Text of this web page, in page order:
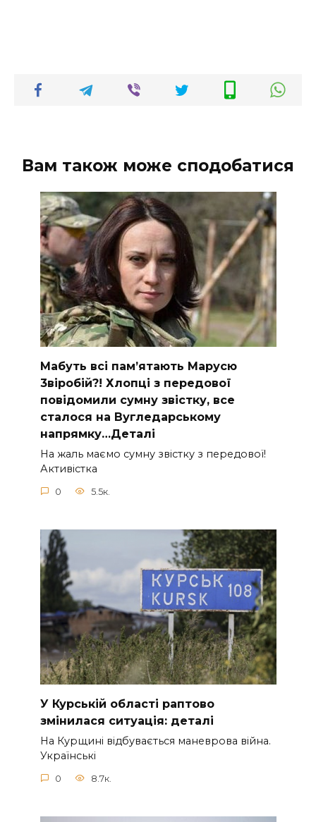
Вам також може сподобатися
Мабуть всі пам’ятають Марусю
3віробій?! Хлопці з передової
повідомили сумну звістку, все
сталося на Вугледарському
напрямку…Деталі
На жаль маємо сумну звістку з пеpедової!
Активістка
0 5.5к.
У Курській області раптово
змінилася ситуація: деталі
На Курщині відбувається маневрова війна.
Українські
0 8.7к.